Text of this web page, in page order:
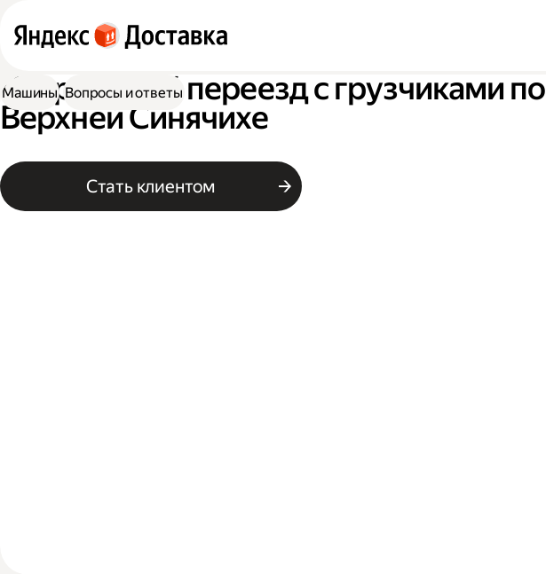
Квартирный переезд с грузчиками по
Верхней Синячихе
Стать клиентом
Машины Вопросы и ответы